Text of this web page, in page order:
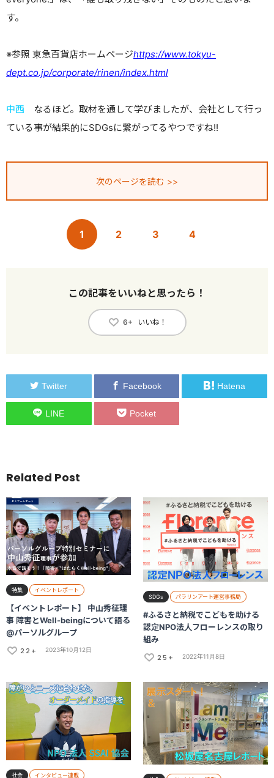
す。
※参照 東急百貨店ホームページhttps://www.tokyu-
dept.co.jp/corporate/rinen/index.html
中西 なるほど。取材を通して学びましたが、会社として行っ
ている事が結果的にSDGsに繋がってるやつですね!!
次のページを読む >>
1 2 3 4
この記事をいいねと思ったら！
6+ いいね！
Twitter Facebook Hatena
LINE Pocket
Related Post
特集 イベントレポート
【イベントレポート】 中山秀征理
事 障害とWell-beingについて語る
@パーソルグループ
22+
2023年10月12日
SDGs パラリンアート運営事務局
#ふるさと納税でこどもを助ける
認定NPO法人フローレンスの取り
組み
25+
2022年11月8日
社会 インタビュー連載